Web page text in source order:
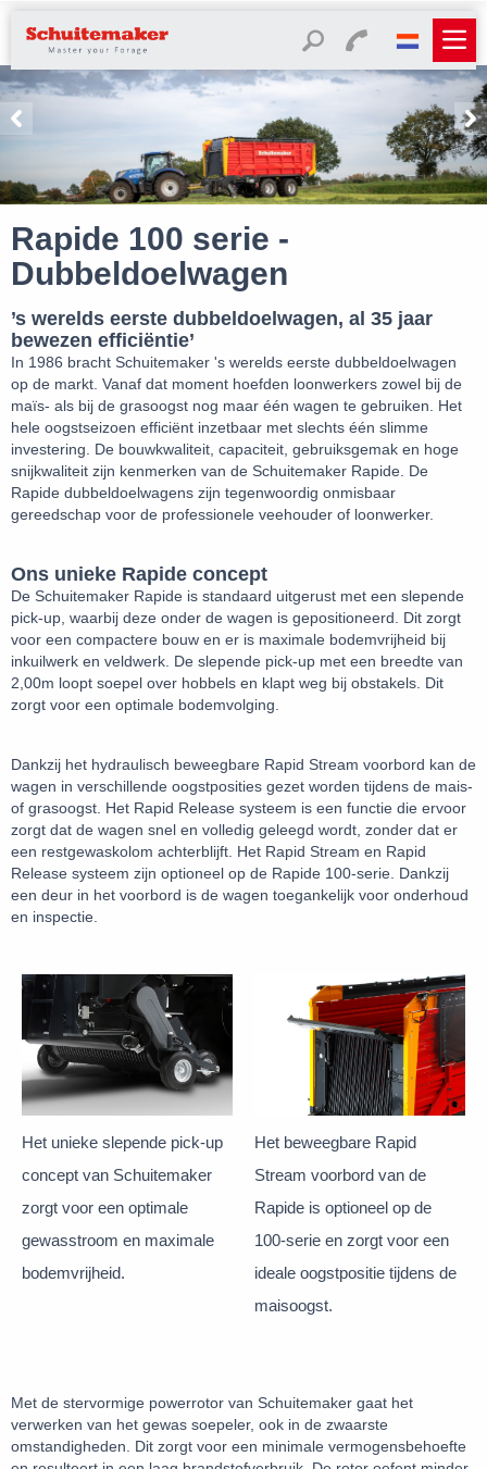
Rapide 100 serie -
Dubbeldoelwagen
’s werelds eerste dubbeldoelwagen, al 35 jaar
bewezen efficiëntie’
In 1986 bracht Schuitemaker 's werelds eerste dubbeldoelwagen
op de markt. Vanaf dat moment hoefden loonwerkers zowel bij de
maïs- als bij de grasoogst nog maar één wagen te gebruiken. Het
hele oogstseizoen efficiënt inzetbaar met slechts één slimme
investering. De bouwkwaliteit, capaciteit, gebruiksgemak en hoge
snijkwaliteit zijn kenmerken van de Schuitemaker Rapide. De
Rapide dubbeldoelwagens zijn tegenwoordig onmisbaar
gereedschap voor de professionele veehouder of loonwerker.
Ons unieke Rapide concept
De Schuitemaker Rapide is standaard uitgerust met een slepende
pick-up, waarbij deze onder de wagen is gepositioneerd. Dit zorgt
voor een compactere bouw en er is maximale bodemvrijheid bij
inkuilwerk en veldwerk. De slepende pick-up met een breedte van
2,00m loopt soepel over hobbels en klapt weg bij obstakels. Dit
zorgt voor een optimale bodemvolging.
Dankzij het hydraulisch beweegbare Rapid Stream voorbord kan de
wagen in verschillende oogstposities gezet worden tijdens de mais-
of grasoogst. Het Rapid Release systeem is een functie die ervoor
zorgt dat de wagen snel en volledig geleegd wordt, zonder dat er
een restgewaskolom achterblijft. Het Rapid Stream en Rapid
Release systeem zijn optioneel op de Rapide 100-serie. Dankzij
een deur in het voorbord is de wagen toegankelijk voor onderhoud
en inspectie.
Het unieke slepende pick-up
concept van Schuitemaker
zorgt voor een optimale
gewasstroom en maximale
bodemvrijheid.
Het beweegbare Rapid
Stream voorbord van de
Rapide is optioneel op de
100-serie en zorgt voor een
ideale oogstpositie tijdens de
maisoogst.
Met de stervormige powerrotor van Schuitemaker gaat het
verwerken van het gewas soepeler, ook in de zwaarste
omstandigheden. Dit zorgt voor een minimale vermogensbehoefte